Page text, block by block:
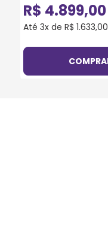
R$ 4.899,00
Até3x deR$ 1.633,00